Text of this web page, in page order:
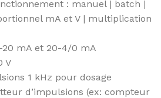
: manuel | batch |
mA et V | multiplication
mA et 20-4/0 mA
V
1 kHz pour dosage
d’impulsions (ex: compteur